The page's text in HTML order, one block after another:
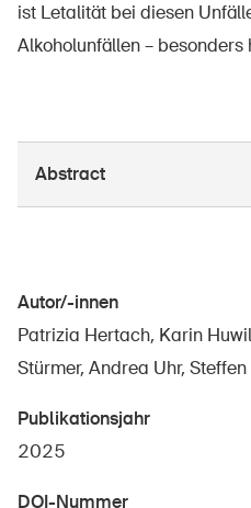
ist Letalität bei diesen
Alkoholunfällen – besonders
Abstract
Autor/-innen
Patrizia Hertach, Karin
Stürmer, Andrea Uhr,
Publikationsjahr
2025
DOI-Nummer